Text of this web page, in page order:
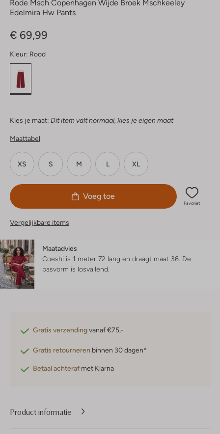
Rode Msch Copenhagen Wijde Broek Mschkeeley
Edelmira Hw Pants
€ 69,99
Kleur: Rood
Kies je maat: Dit item valt normaal, kies je eigen maat
Maattabel
XS S M L XL
Voeg toe
Favoriet
Vergelijkbare items
Maatadvies
Coeshi is 1 meter 72 lang en draagt maat 36. De
pasvorm is losvallend
Gratis verzendingvanaf €75,-
Gratis retourneren binnen 30 dagen*
Betaal achteraf met Klarna
Product informatie